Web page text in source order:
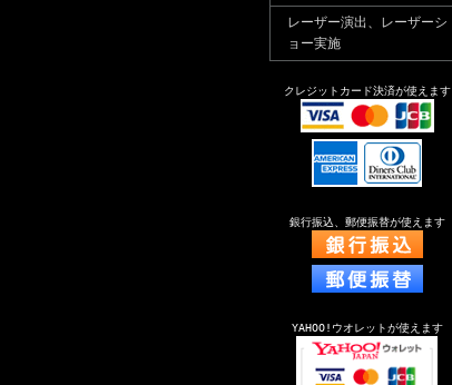
レーザー演出、レーザーシ
ョー実施
クレジットカード決済が使えます
銀行振込、郵便振替が使えます
YAHOO!ウオレットが使えます